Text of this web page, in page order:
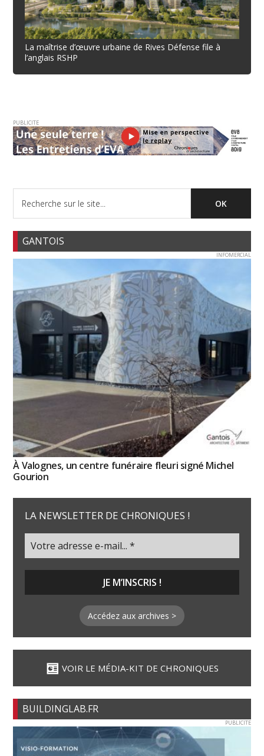
La maîtrise d’œuvre urbaine de Rives Défense file à
l’anglais RSHP
PUBLICITE
GANTOIS
INFOMERCIAL
À Valognes, un centre funéraire fleuri signé Michel
Gourion
LA NEWSLETTER DE CHRONIQUES !
Accédez aux archives >
VOIR LE MÉDIA-KIT DE CHRONIQUES
BUILDINGLAB.FR
PUBLICITE